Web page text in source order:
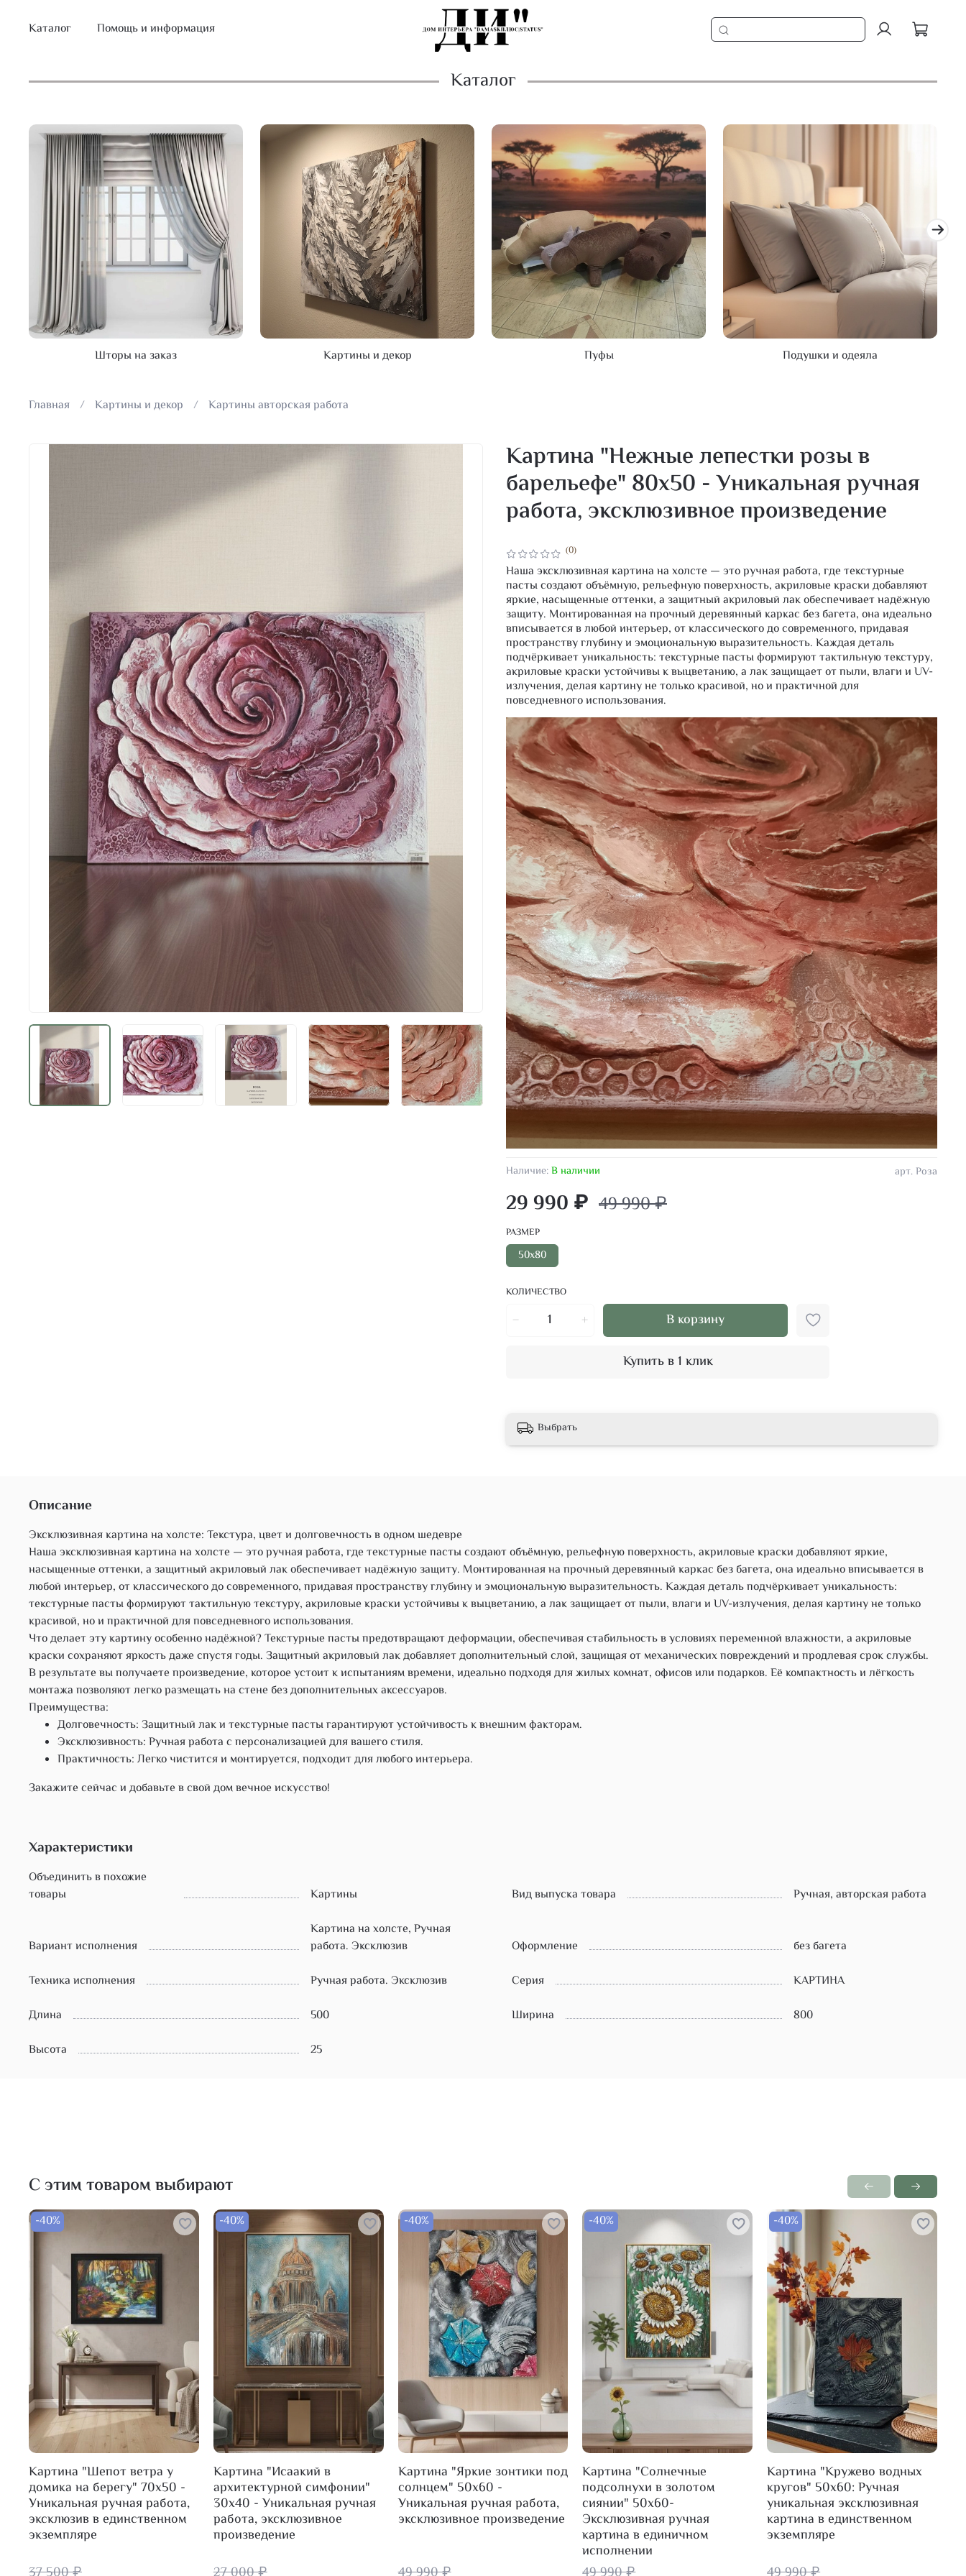
Каталог Помощь и информация
Каталог
Шторы на заказ Картины и декор Пуфы Подушки и одеяла
Главная Картины и декор Картины авторская работа
(0)
арт.Роза
Наличие:В наличии
Картина "Нежные лепестки розы в
барельефе" 80х50 - Уникальная ручная
работа, эксклюзивное произведение
29 990 ₽ 49 990 ₽
КОЛИЧЕСТВО
В корзину
Купить в 1 клик
РАЗМЕР
50х80
Наша эксклюзивная картина на холсте — это ручная работа, где текстурные
пасты создают объёмную, рельефную поверхность, акриловые краски добавляют
яркие, насыщенные оттенки, а защитный акриловый лак обеспечивает надёжную
защиту. Монтированная на прочный деревянный каркас без багета, она идеально
вписывается в любой интерьер, от классического до современного, придавая
пространству глубину и эмоциональную выразительность. Каждая деталь
подчёркивает уникальность: текстурные пасты формируют тактильную текстуру,
акриловые краски устойчивы к выцветанию, а лак защищает от пыли, влаги и UV-
излучения, делая картину не только красивой, но и практичной для
повседневного использования.
Выбрать
Описание
Эксклюзивная картина на холсте: Текстура, цвет и долговечность в одном шедевре
Наша эксклюзивная картина на холсте — это ручная работа, где текстурные пасты создают объёмную, рельефную поверхность, акриловые краски добавляют яркие,
насыщенные оттенки, а защитный акриловый лак обеспечивает надёжную защиту. Монтированная на прочный деревянный каркас без багета, она идеально вписывается в
любой интерьер, от классического до современного, придавая пространству глубину и эмоциональную выразительность. Каждая деталь подчёркивает уникальность:
текстурные пасты формируют тактильную текстуру, акриловые краски устойчивы к выцветанию, а лак защищает от пыли, влаги и UV-излучения, делая картину не только
красивой, но и практичной для повседневного использования.
Что делает эту картину особенно надёжной? Текстурные пасты предотвращают деформации, обеспечивая стабильность в условиях переменной влажности, а акриловые
краски сохраняют яркость даже спустя годы. Защитный акриловый лак добавляет дополнительный слой, защищая от механических повреждений и продлевая срок службы.
В результате вы получаете произведение, которое устоит к испытаниям времени, идеально подходя для жилых комнат, офисов или подарков. Её компактность и лёгкость
монтажа позволяют легко размещать на стене без дополнительных аксессуаров.
Преимущества:
Долговечность: Защитный лак и текстурные пасты гарантируют устойчивость к внешним факторам.
Эксклюзивность: Ручная работа с персонализацией для вашего стиля.
Практичность: Легко чистится и монтируется, подходит для любого интерьера.
Закажите сейчас и добавьте в свой дом вечное искусство!
Характеристики
Объединить в похожие
товары
Картины Вид выпуска товара Ручная, авторская работа
Вариант исполнения
Картина на холсте, Ручная
работа. Эксклюзив
Оформление
без багета
Техника исполнения
Ручная работа. Эксклюзив Серия
КАРТИНА
Длина
500 Ширина
800
Высота
25
С этим товаром выбирают
-40%
Картина "Шепот ветра у
домика на берегу" 70х50 -
Уникальная ручная работа,
эксклюзив в единственном
экземпляре
-40%
Картина "Исаакий в
архитектурной симфонии"
30х40 - Уникальная ручная
работа, эксклюзивное
произведение
-40%
Картина "Яркие зонтики под
солнцем" 50х60 -
Уникальная ручная работа,
эксклюзивное произведение
-40%
Картина "Солнечные
подсолнухи в золотом
сиянии" 50х60-
Эксклюзивная ручная
картина в единичном
исполнении
-40%
Картина "Кружево водных
кругов" 50х60: Ручная
уникальная эксклюзивная
картина в единственном
экземпляре